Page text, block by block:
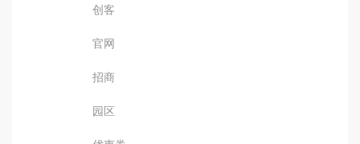
创客
官网
招商
园区